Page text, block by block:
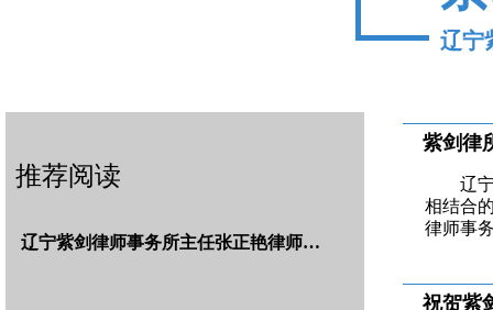
辽宁
推荐阅读
辽宁紫剑律师事务所主任张正艳律师…
紫剑律
辽
相结合
律师事
祝贺紫